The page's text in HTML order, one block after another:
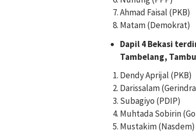
Ahmad Faisal (PKB)
Matam (Demokrat)
Dapil 4 Bekasi
Tambelang,
Dendy Aprijal (PKB)
Darissalam
Subagiyo (PDIP)
Muhtada Sobirin
Mustakim (Nasdem)